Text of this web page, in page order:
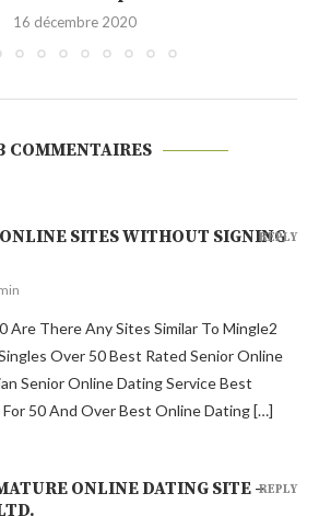
30 novembre 2020
COMMENTAIRES
SITES WITHOUT SIGNING
Are There Any Sites Similar To Mingle2
Over 50 Best Rated Senior Online
Senior Online Dating Service Best
50 And Over Best Online Dating […]
REPLY
ONLINE DATING SITE –REPLY